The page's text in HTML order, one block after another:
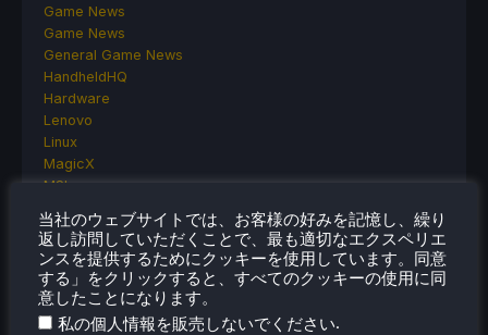
Game News
Game News
General Game News
HandheldHQ
Hardware
Lenovo
Linux
MagicX
MSI
Nintendo
ONE-NETBOOK
Opinion
Other Reviews
Accessory Reviews
Handheld Reviews
当社のウェブサイトでは、お客様の好みを記憶し、繰り
返し訪問していただくことで、最も適切なエクスペリエ
ンスを提供するためにクッキーを使用しています。同意
する」をクリックすると、すべてのクッキーの使用に同
意したことになります。
私の個人情報を販売しないでください.